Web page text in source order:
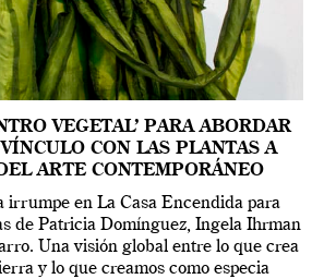
VEGETAL’ PARA ABORDAR
CON LAS PLANTAS A
ARTE CONTEMPORÁNEO
irrumpe en La Casa Encendida para
de Patricia Domínguez, Ingela Ihrman
Una visión global entre lo que crea
y lo que creamos como especia